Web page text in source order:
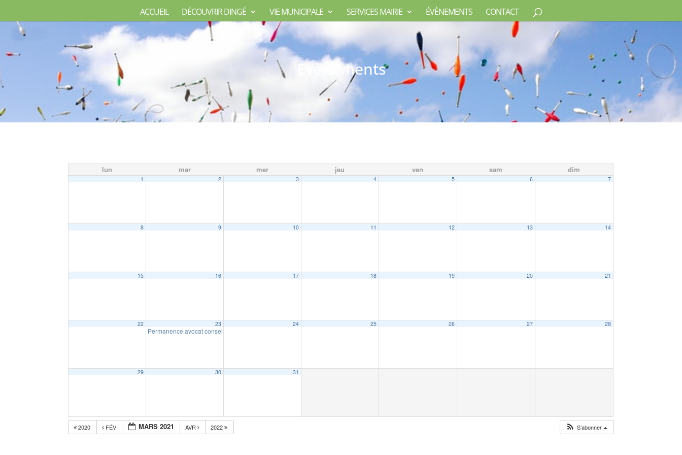
ACCUEIL DÉCOUVRIR DINGÉ VIE MUNICIPALE SERVICES MAIRIE ÉVÈNEMENTS CONTACT
Evènements
lun mar mer jeu ven sam dim
1 2 3 4 5 6 7
8 9 10 11 12 13 14
15 16 17 18 19 20 21
22 23
Permanence avocat conseil
24 25 26 27 28
29 30 31
2020 FÉV MARS 2021 AVR 2022 S’abonner